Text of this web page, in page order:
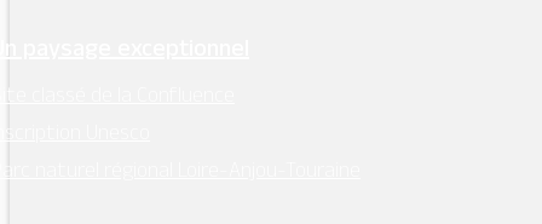
paysage exceptionnel
classé de la Confluence
Unesco
naturel régional Loire-Anjou-Touraine